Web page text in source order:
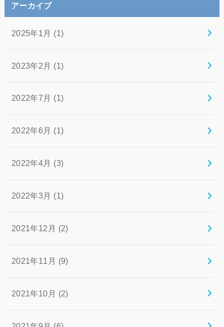
アーカイブ
2025年1月 (1)
2023年2月 (1)
2022年7月 (1)
2022年6月 (1)
2022年4月 (3)
2022年3月 (1)
2021年12月 (2)
2021年11月 (9)
2021年10月 (2)